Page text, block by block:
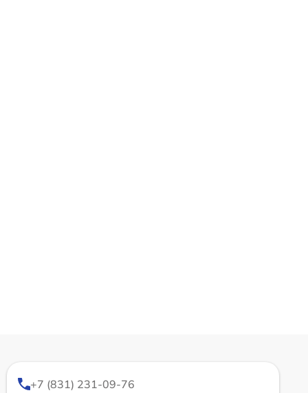
+7 (831) 231-09-76